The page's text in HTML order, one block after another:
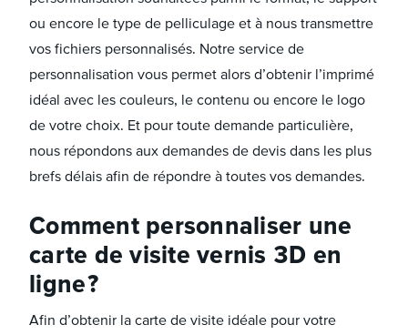
ou encore le type de pelliculage et à nous transmettre
vos fichiers personnalisés. Notre service de
personnalisation vous permet alors d’obtenir l’imprimé
idéal avec les couleurs, le contenu ou encore le logo
de votre choix. Et pour toute demande particulière,
nous répondons aux demandes de devis dans les plus
brefs délais afin de répondre à toutes vos demandes.
Comment personnaliser une
carte de visite vernis 3D en
ligne ?
Afin d’obtenir la carte de visite idéale pour votre